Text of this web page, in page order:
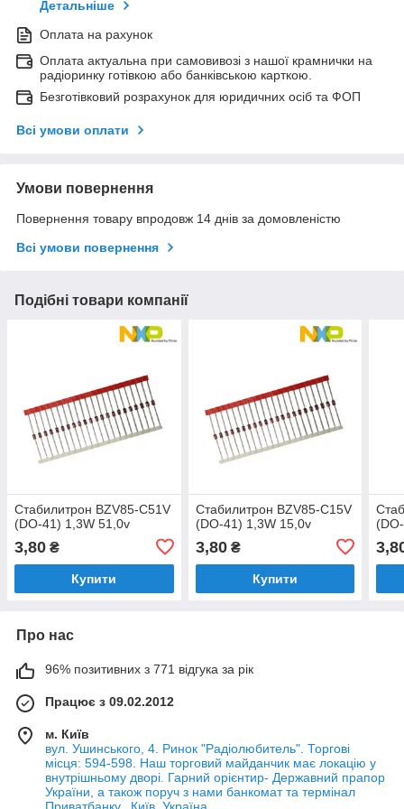
Детальніше
Оплата на рахунок
Оплата актуальна при самовивозі з нашої крамнички на
радіоринку готівкою або банківською карткою.
Безготівковий розрахунок для юридичних осіб та ФОП
Всі умови оплати
Умови повернення
Повернення товару впродовж 14 днів за домовленістю
Всі умови повернення
Подібні товари компанії
Стабилитрон BZV85-C51V
(DO-41) 1,3W 51,0v
3,80 ₴
Купити
Стабилитрон BZV85-C15V
(DO-41) 1,3W 15,0v
3,80₴
Купити
Про нас
96% позитивних з 771 відгука за рік
Працює з 09.02.2012
м. Київ
вул. Ушинського, 4. Ринок "Радіолюбитель". Торгові
місця: 594-598. Наш торговий майданчик має локацію у
внутрішньому дворі. Гарний орієнтир- Державний прапор
України, а також поруч з нами банкомат та термінал
Приватбанку., Київ, Україна